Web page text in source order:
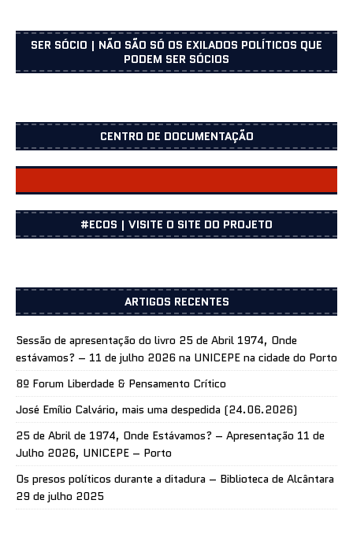
SER SÓCIO | NÃO SÃO SÓ OS EXILADOS POLÍTICOS QUE
PODEM SER SÓCIOS
CENTRO DE DOCUMENTAÇÃO
CENTRO DOCUMENTAÇÃO
#ECOS | VISITE O SITE DO PROJETO
ARTIGOS RECENTES
Sessão de apresentação do livro 25 de Abril 1974, Onde
estávamos? – 11 de julho 2026 na UNICEPE na cidade do Porto
8º Forum Liberdade & Pensamento Crítico
José Emílio Calvário, mais uma despedida (24.06.2026)
25 de Abril de 1974, Onde Estávamos? – Apresentação 11 de
Julho 2026, UNICEPE – Porto
Os presos políticos durante a ditadura – Biblioteca de Alcântara
29 de julho 2025